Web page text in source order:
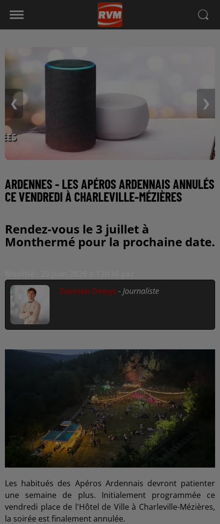
❮ ❯
ARDENNES - LES APÉROS ARDENNAIS ANNULÉS
CE VENDREDI À CHARLEVILLE-MÉZIÈRES
Rendez-vous le 3 juillet à
Monthermé pour la prochaine date.
Damien Denys -Journaliste
Les habitués des Apéros Ardennais devront patienter
une semaine de plus. Initialement programmée ce
vendredi place de l'Hôtel de Ville à Charleville-Mézières,
la soirée est finalement annulée.